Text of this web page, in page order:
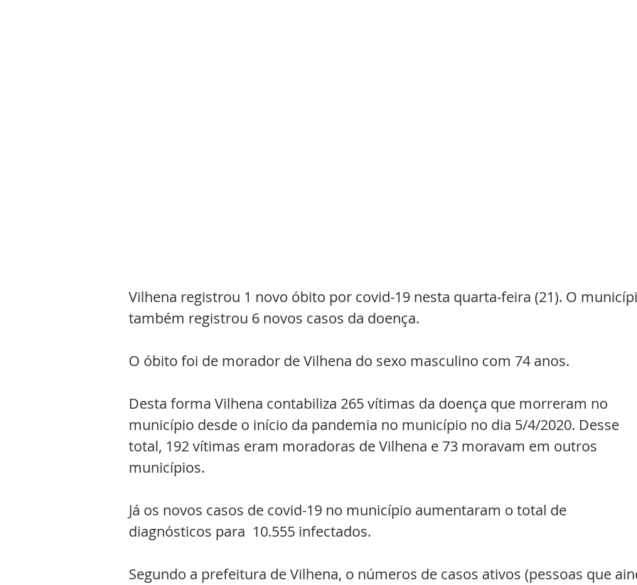
Vilhena registrou 1 novo óbito por covid-19 nesta quarta-feira (21). O
também registrou 6 novos casos da doença.
O óbito foi de morador de Vilhena do sexo masculino com 74 anos.
Desta forma Vilhena contabiliza 265 vítimas da doença que morreram no
município desde o início da pandemia no município no dia 5/4/2020. Desse
total, 192 vítimas eram moradoras de Vilhena e 73 moravam em outros
municípios.
Já os novos casos de covid-19 no município aumentaram o total de
diagnósticos para  10.555 infectados.
Segundo a prefeitura de Vilhena, o números de casos ativos (pessoas que